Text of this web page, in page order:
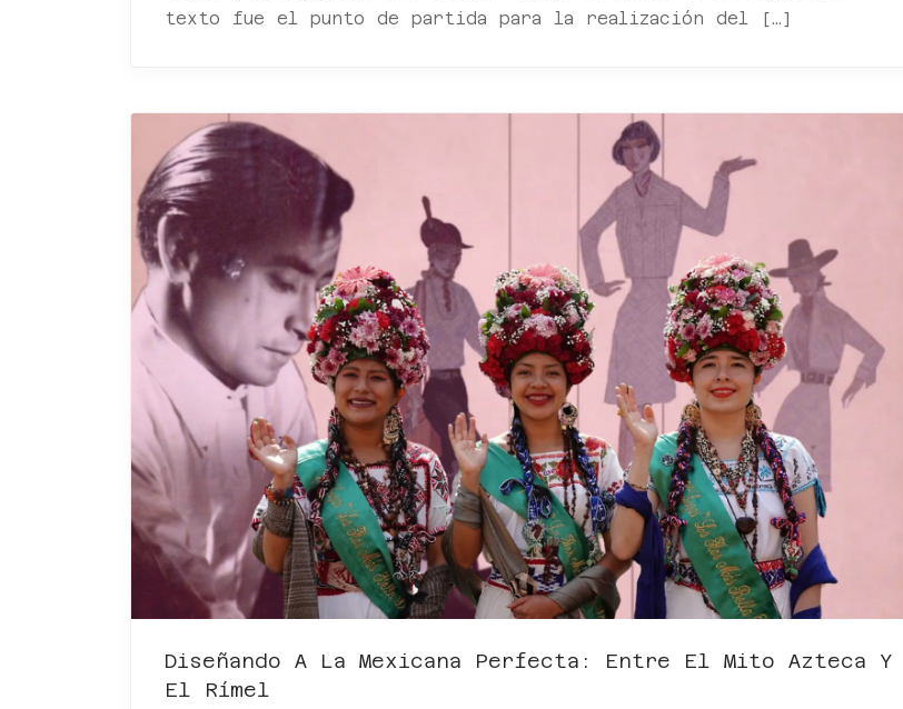
texto fue el punto de partida para la realización del […]
Diseñando A La Mexicana Perfecta: Entre El Mito Azteca Y
El Rímel